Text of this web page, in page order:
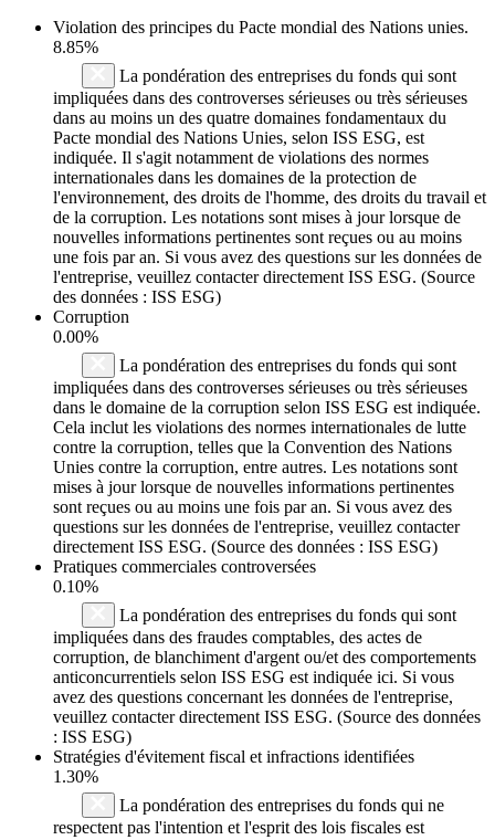
Violation des principes du Pacte mondial des Nations unies.
8.85%
La pondération des entreprises du fonds qui sont
impliquées dans des controverses sérieuses ou très sérieuses
dans au moins un des quatre domaines fondamentaux du
Pacte mondial des Nations Unies, selon ISS ESG, est
indiquée. Il s'agit notamment de violations des normes
internationales dans les domaines de la protection de
l'environnement, des droits de l'homme, des droits du travail et
de la corruption. Les notations sont mises à jour lorsque de
nouvelles informations pertinentes sont reçues ou au moins
une fois par an. Si vous avez des questions sur les données de
l'entreprise, veuillez contacter directement ISS ESG. (Source
des données : ISS ESG)
Corruption
0.00%
La pondération des entreprises du fonds qui sont
impliquées dans des controverses sérieuses ou très sérieuses
dans le domaine de la corruption selon ISS ESG est indiquée.
Cela inclut les violations des normes internationales de lutte
contre la corruption, telles que la Convention des Nations
Unies contre la corruption, entre autres. Les notations sont
mises à jour lorsque de nouvelles informations pertinentes
sont reçues ou au moins une fois par an. Si vous avez des
questions sur les données de l'entreprise, veuillez contacter
directement ISS ESG. (Source des données : ISS ESG)
Pratiques commerciales controversées
0.10%
La pondération des entreprises du fonds qui sont
impliquées dans des fraudes comptables, des actes de
corruption, de blanchiment d'argent ou/et des comportements
anticoncurrentiels selon ISS ESG est indiquée ici. Si vous
avez des questions concernant les données de l'entreprise,
veuillez contacter directement ISS ESG. (Source des données
: ISS ESG)
Stratégies d'évitement fiscal et infractions identifiées
1.30%
La pondération des entreprises du fonds qui ne
respectent pas l'intention et l'esprit des lois fiscales est